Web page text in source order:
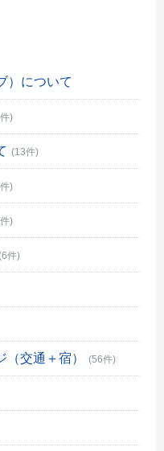
）について
)
(13件)
)
)
件)
交通＋宿） (56件)